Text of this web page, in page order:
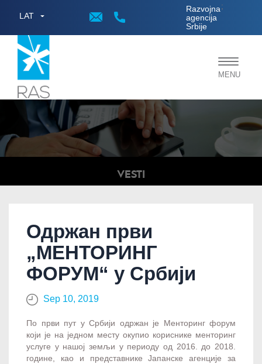
LAT
Razvojna
agencija
Srbije
;
Toggle
MENU
VESTI
Одржан први
„МЕНТОРИНГ
ФОРУМ“ у Србији
Sep 10, 2019
По први пут у Србији одржан је Менторинг форум
који је на једном месту окупио кориснике менторинг
услуге у нашој земљи у периоду од 2016. до 2018.
године, као и представнике Јапанске агенције за